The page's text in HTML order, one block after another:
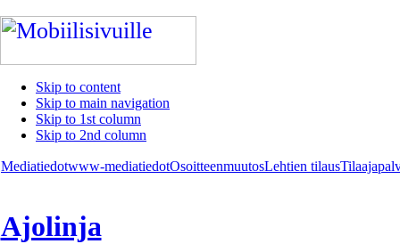
Skip to content
Skip to main navigation
Skip to 1st column
Skip to 2nd column
Mediatiedotwww-mediatiedotOsoitteenmuutosLehtien tilaus
Ajolinja